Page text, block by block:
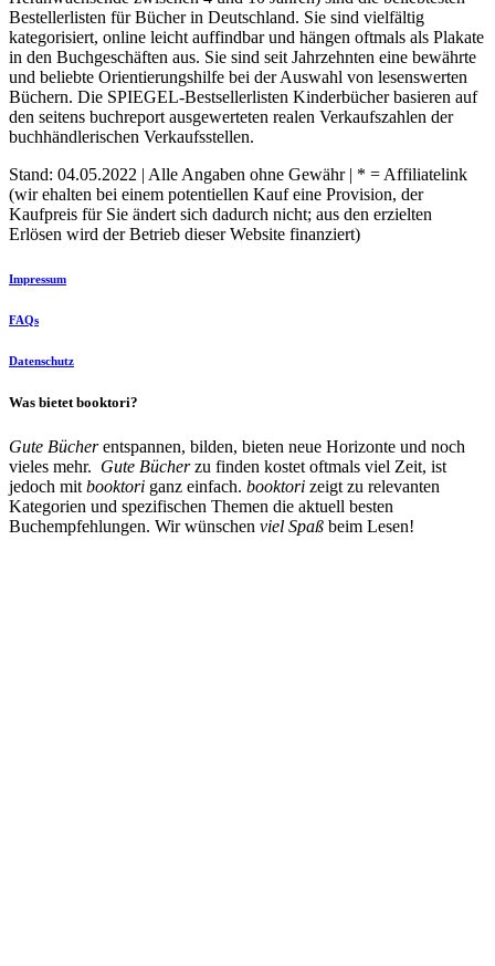
Bestellerlisten für Bücher in Deutschland. Sie sind vielfältig
kategorisiert, online leicht auffindbar und hängen oftmals als Plakate
in den Buchgeschäften aus. Sie sind seit Jahrzehnten eine bewährte
und beliebte Orientierungshilfe bei der Auswahl von lesenswerten
Büchern. Die SPIEGEL-Bestsellerlisten Kinderbücher basieren auf
den seitens buchreport ausgewerteten realen Verkaufszahlen der
buchhändlerischen Verkaufsstellen.
Stand: 04.05.2022 | Alle Angaben ohne Gewähr | * = Affiliatelink
(wir ehalten bei einem potentiellen Kauf eine Provision, der
Kaufpreis für Sie ändert sich dadurch nicht; aus den erzielten
Erlösen wird der Betrieb dieser Website finanziert)
Impressum
FAQs
Datenschutz
Was bietet booktori?
Gute Bücherentspannen, bilden, bieten neue Horizonte und noch
vieles mehr. Gute Bücherzu finden kostet oftmals viel Zeit, ist
jedoch mit booktori ganz einfach. booktori zeigt zu relevanten
Kategorien und spezifischen Themen die aktuell besten
Buchempfehlungen. Wir wünschen viel Spaß beim Lesen!